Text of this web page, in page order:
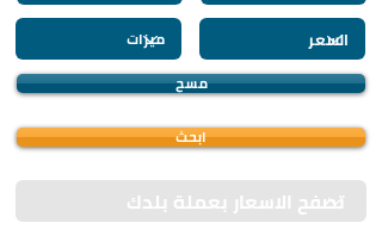
مسح
ابحث